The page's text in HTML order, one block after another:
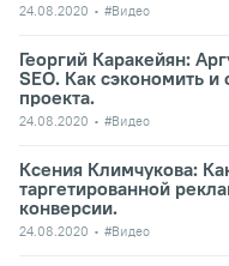
24.08.2020 #Видео
Георгий Каракейян:
SEO. Как сэкономить
проекта.
24.08.2020 #Видео
Ксения Климчукова:
таргетированной
конверсии.
24.08.2020 #Видео